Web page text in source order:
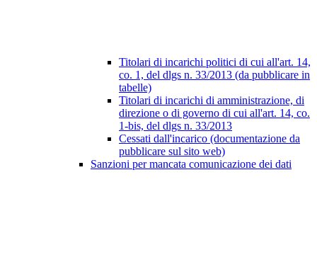
Titolari di incarichi politici di cui all'art. 14,
co. 1, del dlgs n. 33/2013 (da pubblicare in
tabelle)
Titolari di incarichi di amministrazione, di
direzione o di governo di cui all'art. 14, co.
1-bis, del dlgs n. 33/2013
Cessati dall'incarico (documentazione da
pubblicare sul sito web)
Sanzioni per mancata comunicazione dei dati